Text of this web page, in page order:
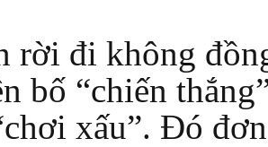
rời đi không
bố “chiến
xấu”. Đó